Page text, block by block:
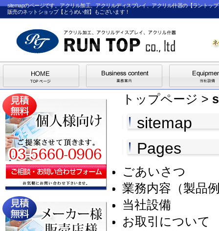
sitemapのページです。アクリル加工、アクリルディスプレイ、アクリル什器の【ラントッ
販売のネットショップ【とうめい館】もございます！
トップページ >
sitemap
Pages
ごあいさつ
業務内容（製品
当社設備
お取引について